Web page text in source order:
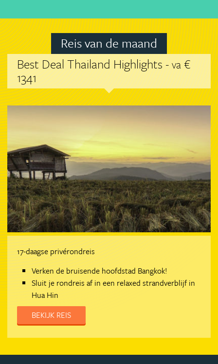
Reis van de maand
Best Deal Thailand Highlights -va €
1341
17-daagse privérondreis
Verken de bruisende hoofdstad Bangkok!
Sluit je rondreis af in een relaxed strandverblijf in
Hua Hin
BEKIJK REIS